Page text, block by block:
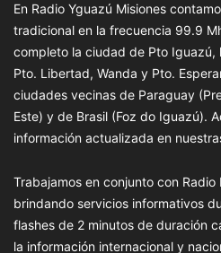
En Radio Yguazú Misiones
tradicional en la frecuencia 99.9
completo la ciudad de Pto Iguazú,
Pto. Libertad, Wanda y Pto.
ciudades vecinas de Paraguay
Este) y de Brasil (Foz do Iguazú).
información actualizada en
Trabajamos en conjunto con Radio
brindando servicios informativos
flashes de 2 minutos de duración
la información internacional y